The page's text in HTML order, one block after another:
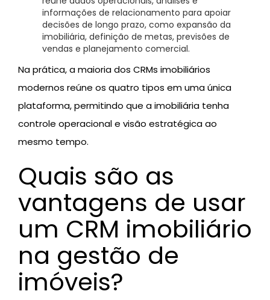
informações de relacionamento para apoiar
decisões de longo prazo, como expansão da
imobiliária, definição de metas, previsões de
vendas e planejamento comercial.
Na prática, a maioria dos CRMs imobiliários
modernos reúne os quatro tipos em uma única
plataforma, permitindo que a imobiliária tenha
controle operacional e visão estratégica ao
mesmo tempo.
Quais são as
vantagens de usar
um CRM imobiliário
na gestão de
imóveis?